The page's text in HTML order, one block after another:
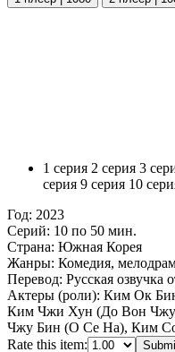
1 серия 2 серия 3
серия 9 серия 10
Год: 2023
Серий: 10 по 50 мин.
Страна: Южная Корея
Жанры: Комедия,
Перевод: Русская озвучка
Актеры (роли): Ким Ок
Ким Чжи Хун (До Вон
Чжу Бин (О Се На), Ким
Rate this item: